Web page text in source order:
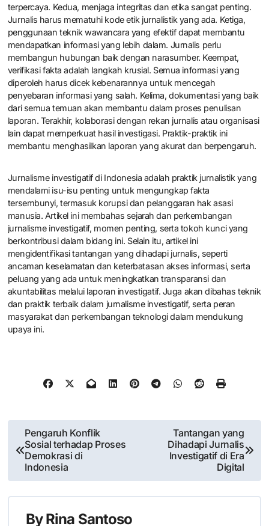
terpercaya. Kedua, menjaga integritas dan etika sangat penting.
Jurnalis harus mematuhi kode etik jurnalistik yang ada. Ketiga,
penggunaan teknik wawancara yang efektif dapat membantu
mendapatkan informasi yang lebih dalam. Jurnalis perlu
membangun hubungan baik dengan narasumber. Keempat,
verifikasi fakta adalah langkah krusial. Semua informasi yang
diperoleh harus dicek kebenarannya untuk mencegah
penyebaran informasi yang salah. Kelima, dokumentasi yang baik
dari semua temuan akan membantu dalam proses penulisan
laporan. Terakhir, kolaborasi dengan rekan jurnalis atau organisasi
lain dapat memperkuat hasil investigasi. Praktik-praktik ini
membantu menghasilkan laporan yang akurat dan berpengaruh.
Jurnalisme investigatif di Indonesia adalah praktik jurnalistik yang
mendalami isu-isu penting untuk mengungkap fakta
tersembunyi, termasuk korupsi dan pelanggaran hak asasi
manusia. Artikel ini membahas sejarah dan perkembangan
jurnalisme investigatif, momen penting, serta tokoh kunci yang
berkontribusi dalam bidang ini. Selain itu, artikel ini
mengidentifikasi tantangan yang dihadapi jurnalis, seperti
ancaman keselamatan dan keterbatasan akses informasi, serta
peluang yang ada untuk meningkatkan transparansi dan
akuntabilitas melalui laporan investigatif. Juga akan dibahas teknik
dan praktik terbaik dalam jurnalisme investigatif, serta peran
masyarakat dan perkembangan teknologi dalam mendukung
upaya ini.
Post
navigation
Pengaruh Konflik
Sosial terhadap Proses
Demokrasi di
Indonesia
Tantangan yang
Dihadapi Jurnalis
Investigatif di Era
Digital
ByRina Santoso